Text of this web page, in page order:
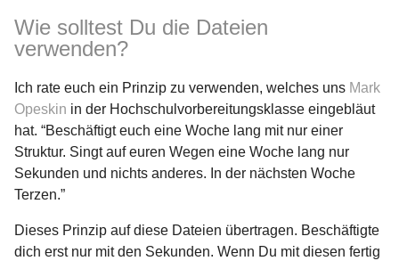
Wie solltest Du die Dateien
verwenden?
Ich rate euch ein Prinzip zu verwenden, welches uns Mark
Opeskin in der Hochschulvorbereitungsklasse eingebläut
hat. “Beschäftigt euch eine Woche lang mit nur einer
Struktur. Singt auf euren Wegen eine Woche lang nur
Sekunden und nichts anderes. In der nächsten Woche
Terzen.”
Dieses Prinzip auf diese Dateien übertragen. Beschäftigte
dich erst nur mit den Sekunden. Wenn Du mit diesen fertig